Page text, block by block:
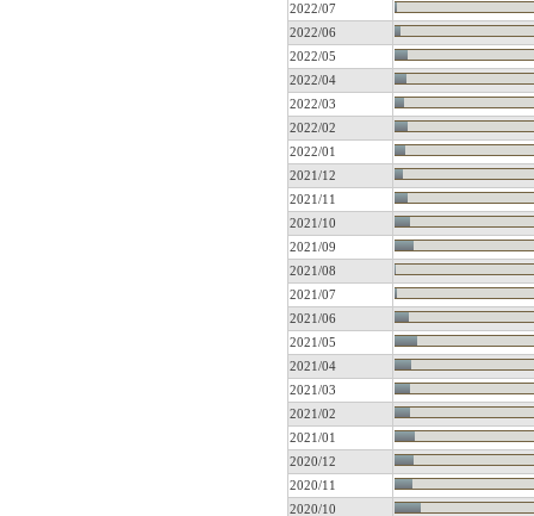
2022/07
2022/06
2022/05
2022/04
2022/03
2022/02
2022/01
2021/12
2021/11
2021/10
2021/09
2021/08
2021/07
2021/06
2021/05
2021/04
2021/03
2021/02
2021/01
2020/12
2020/11
2020/10